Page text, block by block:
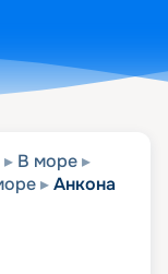
В море
Анкона